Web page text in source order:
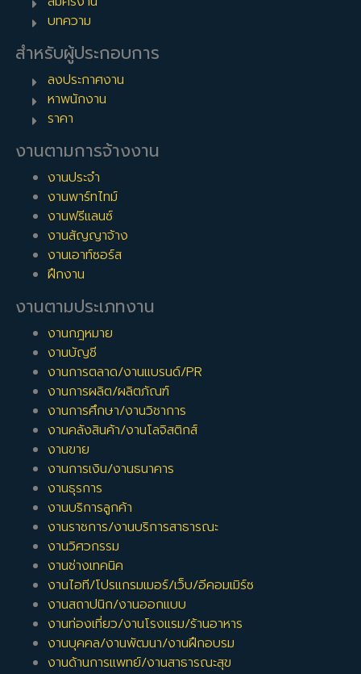
บทความ
สำหรับผู้ประกอบการ
ลงประกาศงาน
หาพนักงาน
ราคา
งานตามการจ้างงาน
งานประจำ
งานพาร์ทไทม์
งานฟรีแลนซ์
งานสัญญาจ้าง
งานเอาท์ซอร์ส
ฝึกงาน
งานตามประเภทงาน
งานกฎหมาย
งานบัญชี
งานการตลาด/งานแบรนด์/PR
งานการผลิต/ผลิตภัณฑ์
งานการศึกษา/งานวิชาการ
งานคลังสินค้า/งานโลจิสติกส์
งานขาย
งานการเงิน/งานธนาคาร
งานธุรการ
งานบริการลูกค้า
งานราชการ/งานบริการสาธารณะ
งานวิศวกรรม
งานช่างเทคนิค
งานไอที/โปรแกรมเมอร์/เว็บ/อีคอมเมิร์ซ
งานสถาปนิก/งานออกแบบ
งานท่องเที่ยว/งานโรงแรม/ร้านอาหาร
งานบุคคล/งานพัฒนา/งานฝึกอบรม
งานด้านการแพทย์/งานสาธารณะสุข